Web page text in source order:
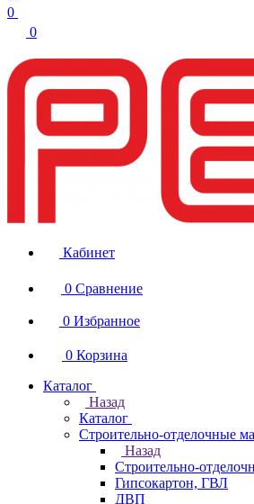
0
0
Кабинет
0 Сравнение
0 Избранное
0 Корзина
Каталог
Назад
Каталог
Строительно-отделочные
Назад
Строительно-
Гипсокартон, ГВЛ
ДВП